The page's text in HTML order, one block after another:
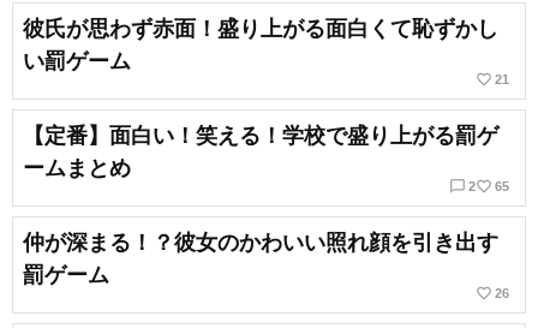
彼氏が思わず赤面！盛り上がる面白くて恥ずかし
い罰ゲーム
favorite_border 21
【定番】面白い！笑える！学校で盛り上がる罰ゲ
ームまとめ
chat_bubble_outline 2favorite_border 65
仲が深まる！？彼女のかわいい照れ顔を引き出す
罰ゲーム
favorite_border 26